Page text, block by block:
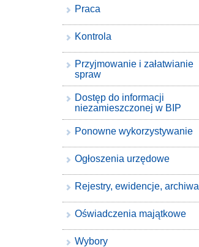
Praca
Kontrola
Przyjmowanie i załatwianie
spraw
Dostęp do informacji
niezamieszczonej w BIP
Ponowne wykorzystywanie
Ogłoszenia urzędowe
Rejestry, ewidencje, archiwa
Oświadczenia majątkowe
Wybory